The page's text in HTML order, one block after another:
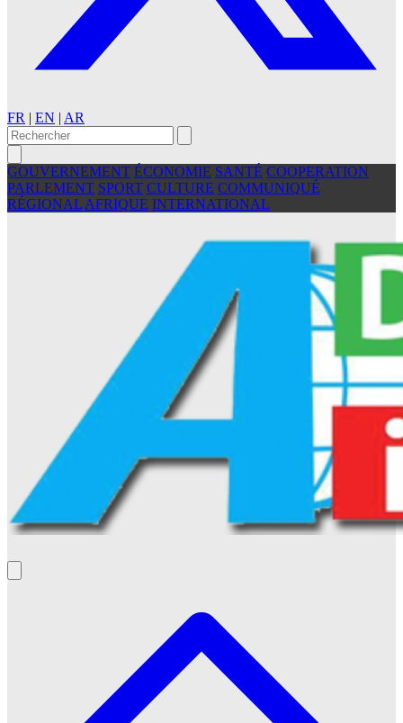
FR | EN | AR
GOUVERNEMENT ÉCONOMIE SANTÉ COOPERATION
PARLEMENT SPORT CULTURE COMMUNIQUÉ
RÉGIONAL AFRIQUE INTERNATIONAL